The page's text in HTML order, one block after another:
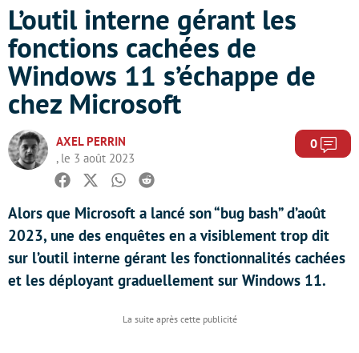
L’outil interne gérant les
fonctions cachées de
Windows 11 s’échappe de
chez Microsoft
AXEL PERRIN
, le 3 août 2023
0
Facebook
TwitterWhatsapp
Reddit
Alors que Microsoft a lancé son “bug bash” d’août
2023, une des enquêtes en a visiblement trop dit
sur l’outil interne gérant les fonctionnalités cachées
et les déployant graduellement sur Windows 11.